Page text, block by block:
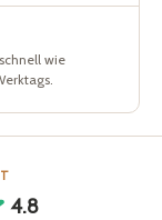
wie
4.8